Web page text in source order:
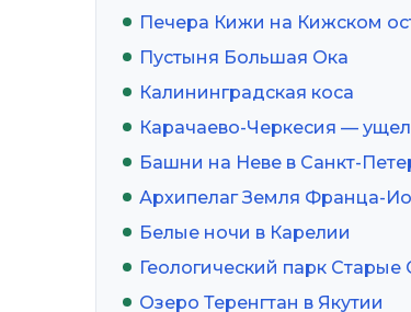
Печера Кижи на Кижском
Пустыня Большая Ока
Калининградская коса
Карачаево-Черкесия —
Башни на Неве в Санкт-
Архипелаг Земля Франца-
Белые ночи в Карелии
Геологический парк
Озеро Теренгтан в Якутии